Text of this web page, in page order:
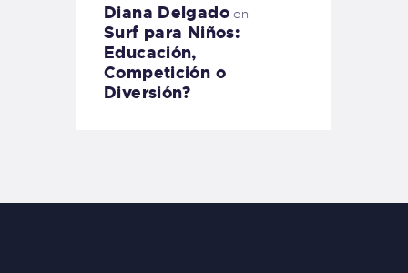
Diana Delgadoen
Surf para Niños:
Educación,
Competición o
Diversión?